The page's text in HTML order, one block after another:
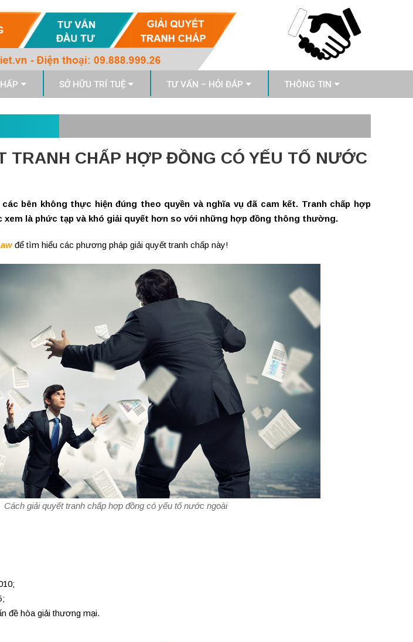
SỞ HỮU TRÍ TUỆ TƯ VẤN – HỎI ĐÁP THÔNG TIN
TRANH CHẤP HỢP ĐỒNG CÓ YẾU TỐ NƯỚC
bên không thực hiện đúng theo quyền và nghĩa vụ đã cam kết. Tranh chấp hợp
là phức tạp và khó giải quyết hơn so với những hợp đồng thông thường.
để tìm hiểu các phương pháp giải quyết tranh chấp này!
Cách giải quyết tranh chấp hợp đồng có yếu tố nước ngoài
đề hòa giải thương mại.